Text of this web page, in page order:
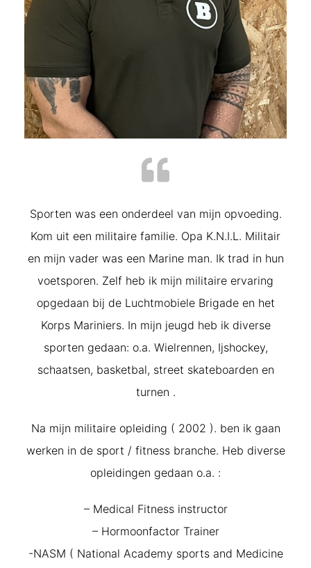
Sporten was een onderdeel van mijn opvoeding.
Kom uit een militaire familie. Opa K.N.I.L. Militair
en mijn vader was een Marine man. Ik trad in hun
voetsporen. Zelf heb ik mijn militaire ervaring
opgedaan bij de Luchtmobiele Brigade en het
Korps Mariniers. In mijn jeugd heb ik diverse
sporten gedaan: o.a. Wielrennen, Ijshockey,
schaatsen, basketbal, street skateboarden en
turnen .
Na mijn militaire opleiding ( 2002 ). ben ik gaan
werken in de sport / fitness branche. Heb diverse
opleidingen gedaan o.a. :
– Medical Fitness instructor
– Hormoonfactor Trainer
-NASM ( National Academy sports and Medicine